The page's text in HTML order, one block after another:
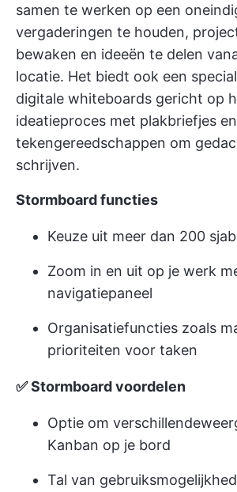
samen te werken op een
vergaderingen te houden,
bewaken en ideeën te delen
locatie. Het biedt ook een
digitale whiteboards gericht op
ideatieproces met plakbriefjes en
tekengereedschappen om
schrijven.
Stormboard functies
Keuze uit meer dan 200
Zoom in en uit op je werk
navigatiepaneel
Organisatiefuncties zoals
prioriteiten voor taken
✅ Stormboard voordelen
Optie om verschillende
Kanban op je bord
Tal van